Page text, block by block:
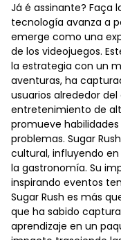
Já é assinante? Faça
tecnología avanza a
emerge como una
de los videojuegos.
la estrategia con un
aventuras, ha
usuarios alrededor
entretenimiento de
promueve
problemas. Sugar
cultural, influyendo
la gastronomía. Su
inspirando eventos
Sugar Rush es más
que ha sabido
aprendizaje en un